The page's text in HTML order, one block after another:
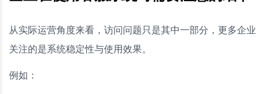
从实际运营角度来看，访问问题只是其中一部分，更多企业
关注的是系统稳定性与使用效果。
例如：